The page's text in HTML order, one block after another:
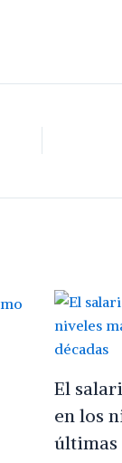
El
en los
últimas